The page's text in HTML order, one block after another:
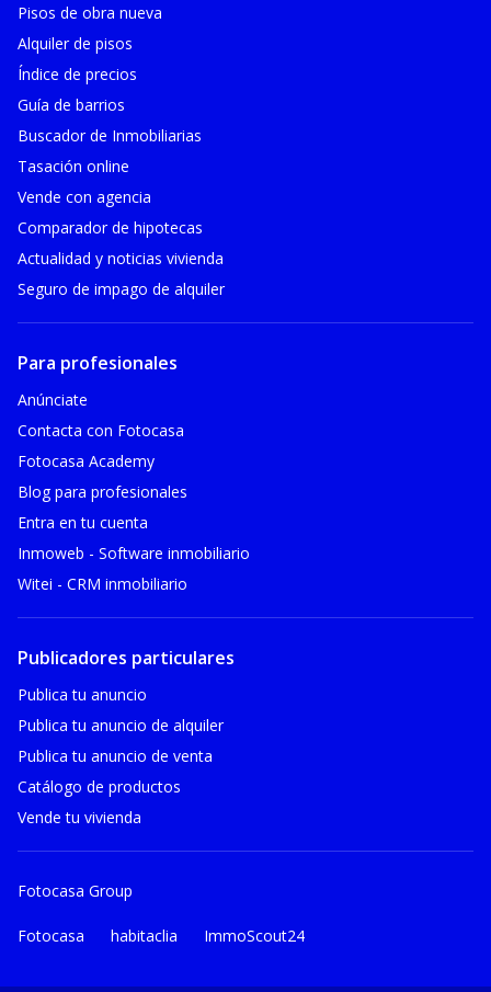
Pisos de obra nueva
Alquiler de pisos
Índice de precios
Guía de barrios
Buscador de Inmobiliarias
Tasación online
Vende con agencia
Comparador de hipotecas
Actualidad y noticias vivienda
Seguro de impago de alquiler
Para profesionales
Anúnciate
Contacta con Fotocasa
Fotocasa Academy
Blog para profesionales
Entra en tu cuenta
Inmoweb - Software inmobiliario
Witei - CRM inmobiliario
Publicadores particulares
Publica tu anuncio
Publica tu anuncio de alquiler
Publica tu anuncio de venta
Catálogo de productos
Vende tu vivienda
Fotocasa Group
Fotocasa habitaclia ImmoScout24